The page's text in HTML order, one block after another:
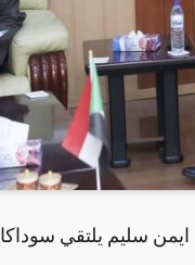
سليم يلتقي